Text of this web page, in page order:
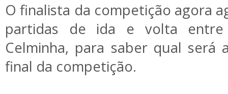
O finalista da competição agora
partidas de ida e volta entre
Celminha, para saber qual será
final da competição.